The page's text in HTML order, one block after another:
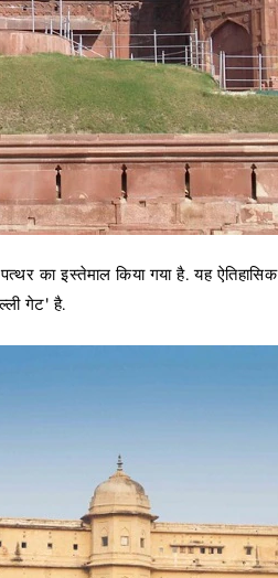
का इस्तेमाल किया गया है. यह ऐतिहासिक
गेट' है.